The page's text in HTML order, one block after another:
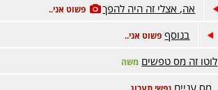
אה, אצלי זה היה להפך פשוט אני..
בנוסף פשוט אני..
לוטו זה מס טפשים משה
מס עניים